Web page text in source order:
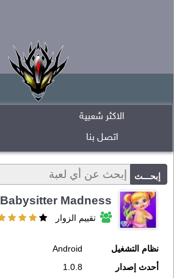
الاكثر شعبية
اتصل بنا
Babysitter Madness
تقييم الزوار
نظام التشغيل
Android
أحدث إصدار
1.0.8